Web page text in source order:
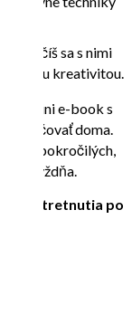
a naučíš sa s nimi
s tvojou kreativitou.
aj mini e-book s
pokračovať doma.
aj pre pokročilých,
týždňa.
2 stretnutia po